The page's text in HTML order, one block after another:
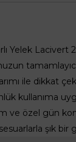
Yelek Lacivert
ile dikkat
kullanıma
ve özel gün
şık